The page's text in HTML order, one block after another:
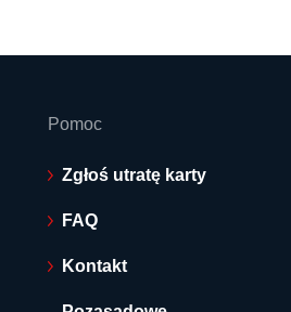
Pomoc
Zgłoś utratę karty
FAQ
Kontakt